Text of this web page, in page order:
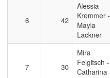
6 42
Alessia
Kremmer -
Mayla
Lackner
7 30
Mira
Felgitsch -
Catharina